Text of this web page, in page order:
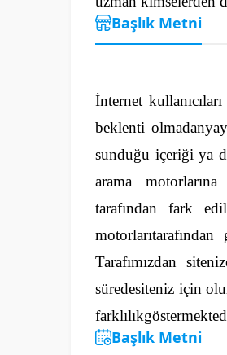
Başlık Metni
İnternet
beklenti
sunduğu içeriği ya
arama
tarafından fark
Tarafımızdan
süredesiteniz için
Başlık Metni